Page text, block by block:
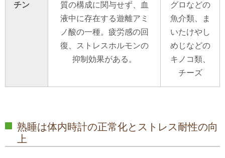
チン
質の構成に関与せず、血
液中に存在する遊離アミ
ノ酸の一種。疲労感の回
復、ストレスホルモンの
抑制効果がある。
グロなどの
魚介類、ま
いたけやし
めじなどの
キノコ類、
チーズ
熟睡は体内時計の正常化とストレス耐性の向
上